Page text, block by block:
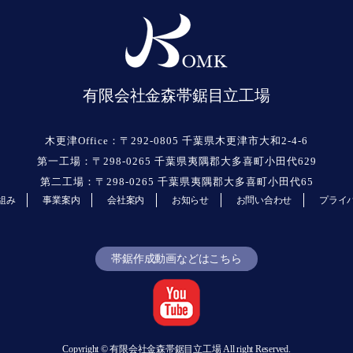
有限会社金森帯鋸目立工場
木更津Office：〒292-0805 千葉県木更津市大和2-4-6
第一工場：〒298-0265 千葉県夷隅郡大多喜町小田代629
第二工場：〒298-0265 千葉県夷隅郡大多喜町小田代65
み 事業案内 会社案内 お知らせ お問い合わせ プライ
帯鋸作成動画などはこちら
Copyright © 有限会社金森帯鋸目立工場 All right Reserved.